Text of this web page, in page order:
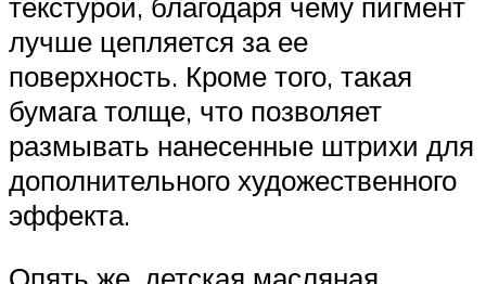
лучше цепляется за ее
поверхность. Кроме того, такая
бумага толще, что позволяет
размывать нанесенные штрихи для
дополнительного художественного
эффекта.